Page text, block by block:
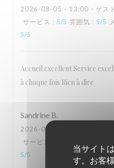
当サイト
す。お客
2026-08-05 - 13:00 - ゲス
サービス : 5/5 雰囲気 : 5/5
5/5
Accueil excellent Service
à chaque fois Rien à dire
Sandrine B
2026-08-04
サービス
5/5